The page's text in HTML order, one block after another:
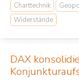
Charttechnik
Widerstände
DAX